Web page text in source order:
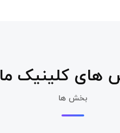
های کلینیک ما
بخش ها